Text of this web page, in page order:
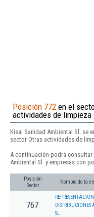
Posición 772 en el
actividades de limpieza
Kisal Sanidad Ambiental Sl. se
sector Otras actividades de
A continuación podrá
Ambiental Sl. y empresas con
Posición
Sector
Nombre de la
767
SL